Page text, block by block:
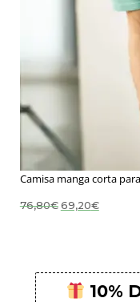
Camisa manga corta
76,80€ El
precio
69,20€El
precio
10%
En